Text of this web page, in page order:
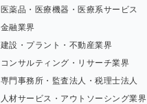
医薬品・医療機器・医療系サービス
金融業界
建設・プラント・不動産業界
コンサルティング・リサーチ業界
専門事務所・監査法人・税理士法人
人材サービス・アウトソーシング業界